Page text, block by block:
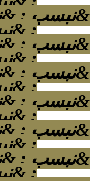
&نبسب ;
;
&نبسب ;
;
&نبسب ;
;
&نبسب ;
;
&نبسب ;
;
&نبسب ;
;